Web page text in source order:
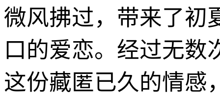
微风拂过，带来了初
口的爱恋。经过无数
这份藏匿已久的情感